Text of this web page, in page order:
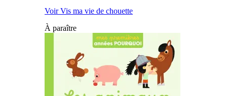
Voir Vis ma vie de chouette
À paraître